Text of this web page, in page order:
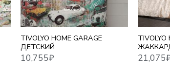
TIVOLYO HOME GARAGE
ДЕТСКИЙ
TIVOLYO